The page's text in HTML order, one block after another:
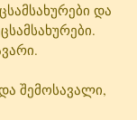
და
შემოსავალი,